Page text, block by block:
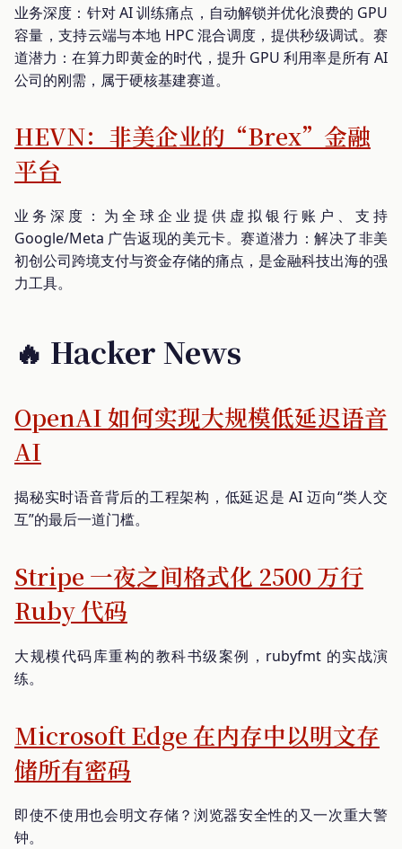
业务深度：针对 AI 训练痛点，自动解锁并优化浪费的 GPU
容量，支持云端与本地 HPC 混合调度，提供秒级调试。赛
道潜力：在算力即黄金的时代，提升 GPU 利用率是所有 AI
公司的刚需，属于硬核基建赛道。
HEVN：非美企业的“Brex”金融
平台
业务深度：为全球企业提供虚拟银行账户、支持
Google/Meta 广告返现的美元卡。赛道潜力：解决了非美
初创公司跨境支付与资金存储的痛点，是金融科技出海的强
力工具。
🔥 Hacker News
OpenAI 如何实现大规模低延迟语音
AI
揭秘实时语音背后的工程架构，低延迟是 AI 迈向“类人交
互”的最后一道门槛。
Stripe 一夜之间格式化 2500 万行
Ruby 代码
大规模代码库重构的教科书级案例，rubyfmt 的实战演
练。
Microsoft Edge 在内存中以明文存
储所有密码
即使不使用也会明文存储？浏览器安全性的又一次重大警
钟。